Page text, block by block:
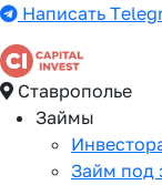
Написать
Ставрополье
Займы
Займ под